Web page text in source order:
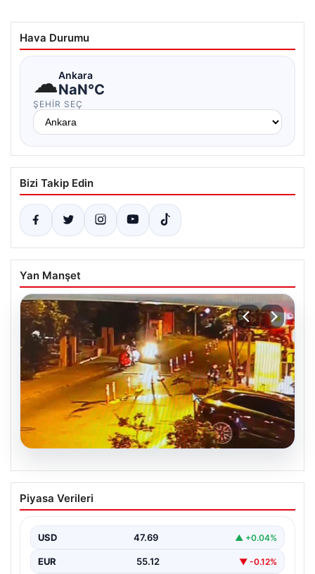
Hava Durumu
☁Ankara
NaN°C
ŞEHIR SEÇ
Bizi Takip Edin
Yan Manşet
05.08.2026
Nilda Müge’nin Ölümüne Yönelik Silahlı
Saldırının Kameralara Yansıyan
İstanbul’un Şişli ilçesinde yaşanan korkutucu olayda,
ilaçları…
Piyasa Verileri
USD 47.69 ▲ +0.04%
EUR 55.12 ▼ -0.12%